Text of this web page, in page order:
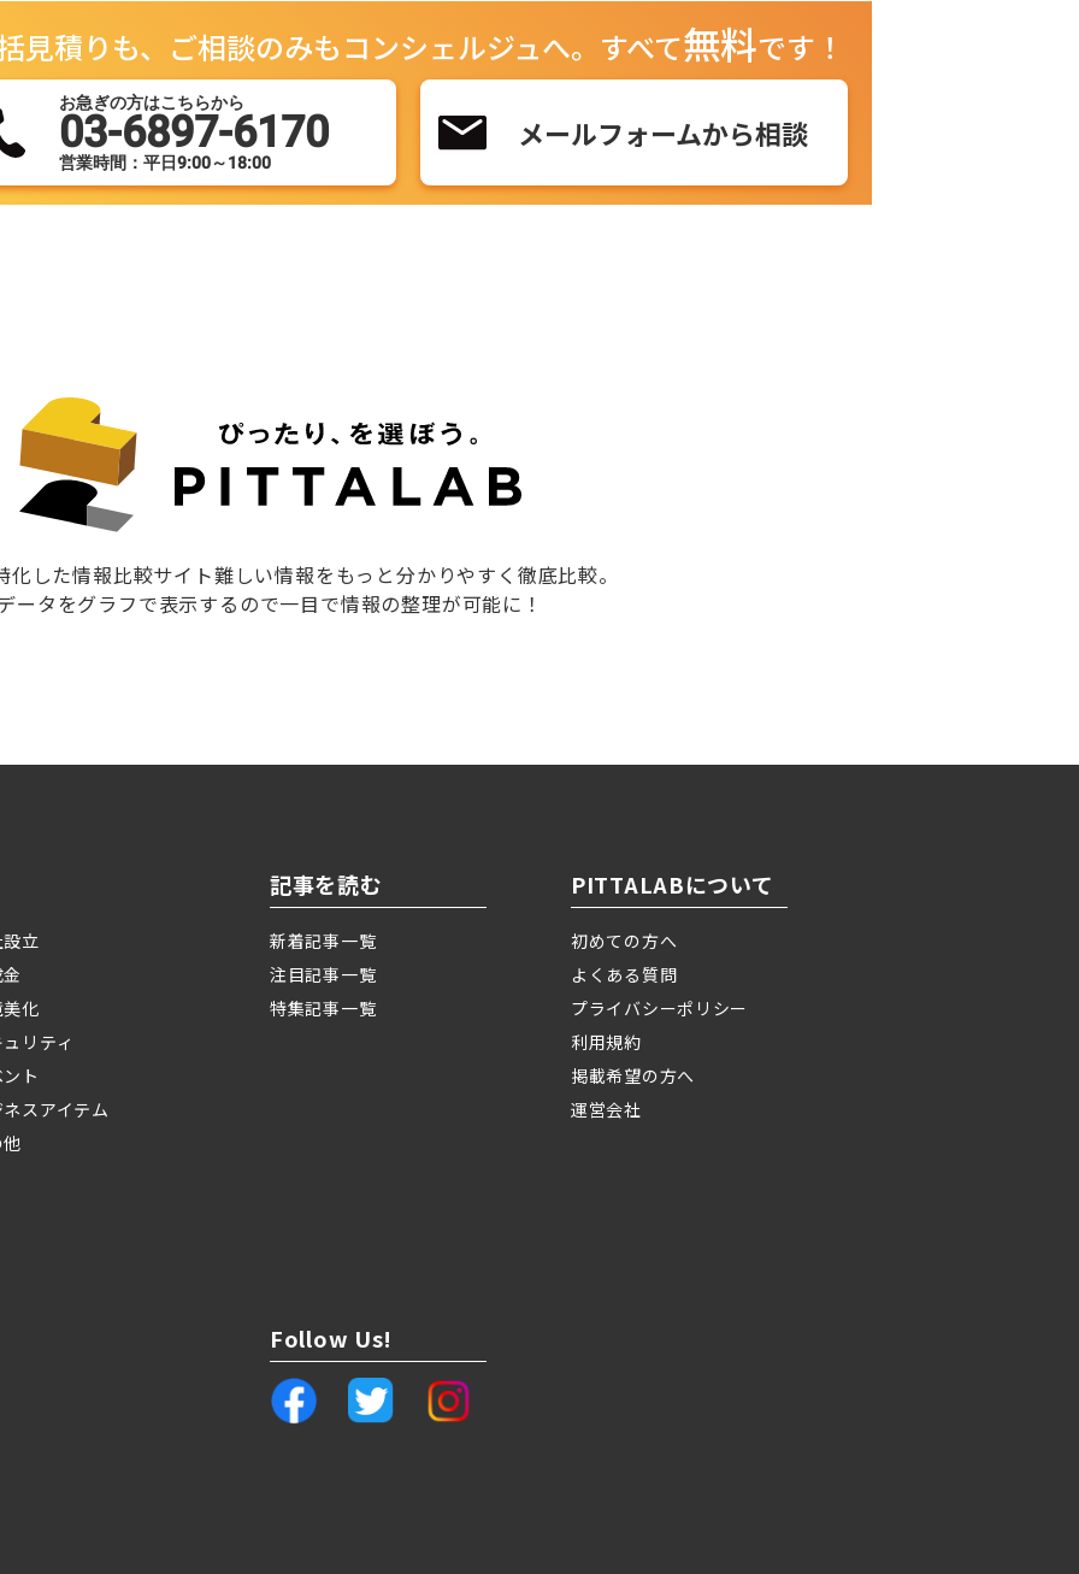
見積りも、ご相談のみもコンシェルジュへ。 すべて無料です！
お急ぎの方はこちらから
03-6897-6170
営業時間：平日9:00～18:00
メールフォームから相談
した情報比較サイト難しい情報をもっと分かりやすく徹底比較。
ータをグラフで表示するので一目で情報の整理が可能に！
立
化
リティ
ト
スアイテム
記事を読む
新着記事一覧
注目記事一覧
特集記事一覧
PITTALABについて
初めての方へ
よくある質問
プライバシーポリシー
利用規約
掲載希望の方へ
運営会社
Follow Us!